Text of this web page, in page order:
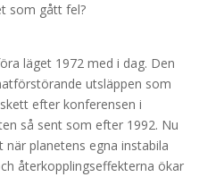
som gått fel?
läget 1972 med i dag. Den
utsläppen som
efter konferensen i
så sent som efter 1992. Nu
planetens egna instabila
återkopplingseffekterna ökar